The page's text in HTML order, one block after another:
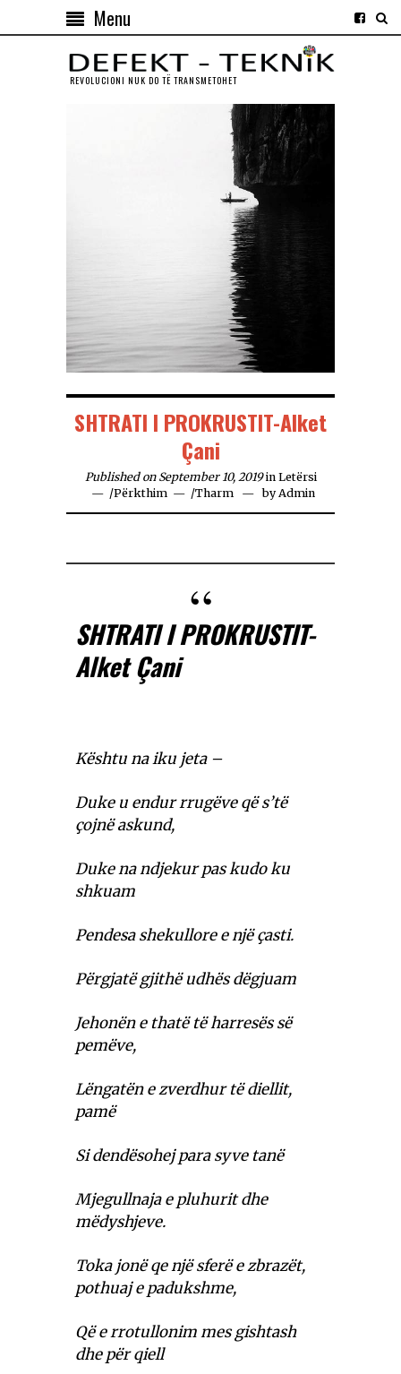
Menu
REVOLUCIONI NUK DO TЁ TRANSMETOHET
SHTRATI I PROKRUSTIT-Alket
Çani
Published on September 10, 2019 in Letërsi
/Përkthim /Tharm byAdmin
SHTRATI I PROKRUSTIT-
Alket Çani
Kështu na iku jeta –
Duke u endur rrugëve që s’të
çojnë askund,
Duke na ndjekur pas kudo ku
shkuam
Pendesa shekullore e një çasti.
Përgjatë gjithë udhës dëgjuam
Jehonën e thatë të harresës së
pemëve,
Lëngatën e zverdhur të diellit,
pamë
Si dendësohej para syve tanë
Mjegullnaja e pluhurit dhe
mëdyshjeve.
Toka jonë qe një sferë e zbrazët,
pothuaj e padukshme,
Që e rrotullonim mes gishtash
dhe për qiell